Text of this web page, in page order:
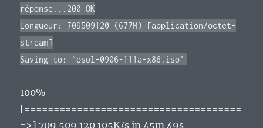
réponse...200 OK
Longueur: 709509120 (677M) [application/octet-
stream]
Saving to: `osol-0906-111a-x86.iso'
100%
[=====================================
=>] 709 509 120 105K/s in 45m 49s